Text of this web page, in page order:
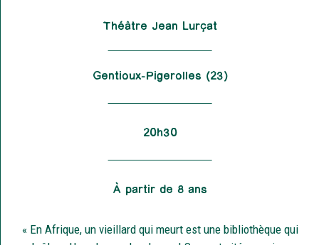
Théâtre Jean Lurçat
Gentioux-Pigerolles (23)
20h30
À partir de 8 ans
« En Afrique, un vieillard qui meurt est une bibliothèque qui